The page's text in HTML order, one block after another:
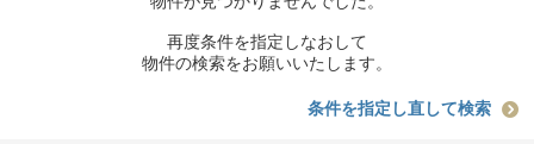
再度条件を指定しなおして
物件の検索をお願いいたします。
条件を指定し直して検索